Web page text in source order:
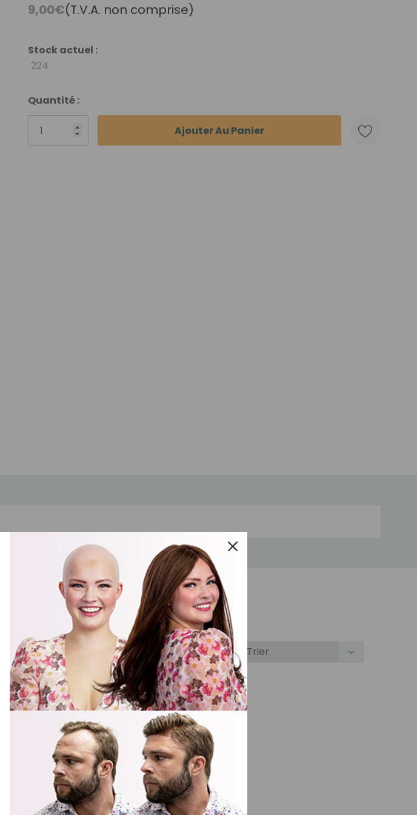
9,00€(T.V.A. non comprise)
Stock actuel :
224
Quantité :
Connexes